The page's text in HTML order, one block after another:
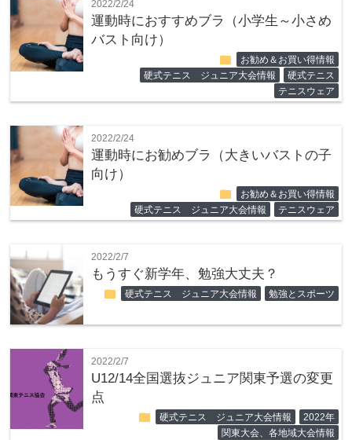
2022/2/24
運動時におすすめブラ（小学生～小さめ
バスト向け）
folder
お勧め＆お買い得情報
硬式テニス ジュニア大会情報
硬式テニス
テニスウェア
2022/2/24
運動時にお勧めブラ（大きいバストの子
向け）
folder
お勧め＆お買い得情報
硬式テニス ジュニア大会情報
テニスウェア
2022/2/7
もうすぐ新学年、勉強大丈夫？
folder 硬式テニス ジュニア大会情報 勉強とスポーツ
2022/2/7
U12/14全国選抜ジュニア関東予選の変更
点
folder 硬式テニス ジュニア大会情報
2022年
関東大会、各地域大会情報